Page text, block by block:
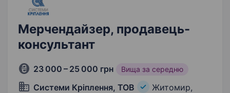
Мерчендайзер, продавець-
консультант
23 000 – 25 000 грн Вища за середню
Системи Кріплення, ТОВ
Житомир,